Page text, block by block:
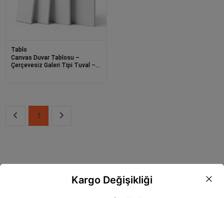
Tablo
Canvas Duvar Tablosu –
Çerçevesiz Galeri Tipi Tuval –
1